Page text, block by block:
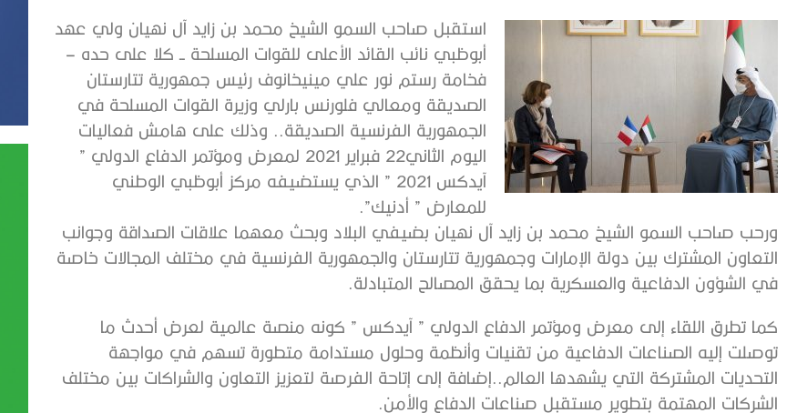
استقبل صاحب السمو الشيخ محمد بن زايد آل نهيان ولي عهد
أبوظبي نائب القائد الأعلى للقوات المسلحة ــ كلا على حده –
فخامة رستم نور علي مينيخانوف رئيس جمهورية تتارستان
الصديقة ومعالي فلورنس بارلي وزيرة القوات المسلحة في
الجمهورية الفرنسية الصديقة.. وذلك على هامش فعاليات
اليوم الثاني22 فبراير 2021 لمعرض ومؤتمر الدفاع الدولي ”
آيدكس 2021 ” الذي يستضيفه مركز أبوظبي الوطني
للمعارض ” أدنيك”.
ورحب صاحب السمو الشيخ محمد بن زايد آل نهيان بضيفي البلاد وبحث معهما علاقات الصداقة وجوانب
التعاون المشترك بين دولة الإمارات وجمهورية تتارستان والجمهورية الفرنسية في مختلف المجالات خاصة
في الشؤون الدفاعية والعسكرية بما يحقق المصالح المتبادلة.
كما تطرق اللقاء إلى معرض ومؤتمر الدفاع الدولي ” آيدكس ” كونه منصة عالمية لعرض أحدث ما
توصلت إليه الصناعات الدفاعية من تقنيات وأنظمة وحلول مستدامة متطورة تسهم في مواجهة
التحديات المشتركة التي يشهدها العالم..إضافة إلى إتاحة الفرصة لتعزيز التعاون والشراكات بين مختلف
الشركات المهتمة بتطوير مستقبل صناعات الدفاع والأمن.